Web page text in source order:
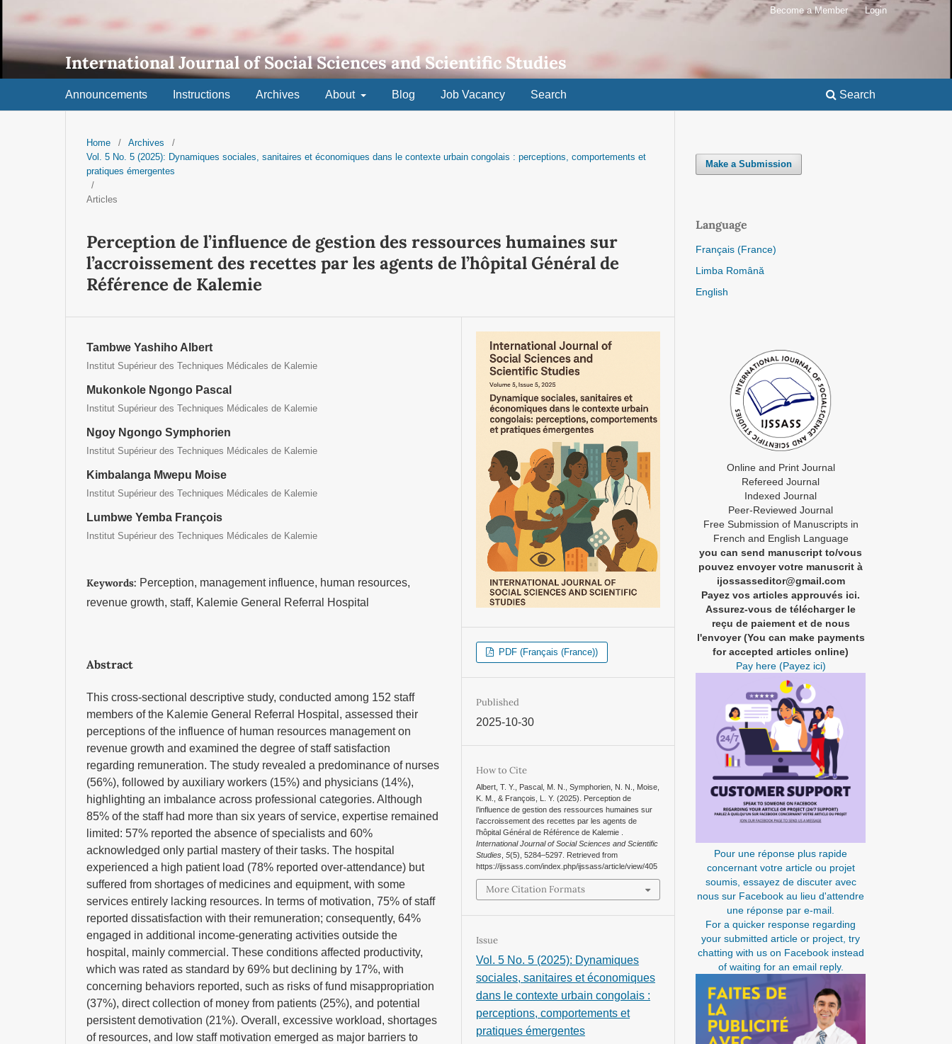
International Journal of Social Sciences and Scientific Studies
Announcements Instructions Archives About Blog Job Vacancy Search Search
Become a Member Login
Home / Archives
/
Vol. 5 No. 5 (2025): Dynamiques sociales, sanitaires et économiques dans le contexte urbain congolais : perceptions, comportements et
pratiques émergentes
/
Articles
Perception de l’influence de gestion des ressources humaines sur
l’accroissement des recettes par les agents de l’hôpital Général de
Référence de Kalemie
Tambwe Yashiho Albert
Institut Supérieur des Techniques Médicales de Kalemie
Mukonkole Ngongo Pascal
Institut Supérieur des Techniques Médicales de Kalemie
Ngoy Ngongo Symphorien
Institut Supérieur des Techniques Médicales de Kalemie
Kimbalanga Mwepu Moise
Institut Supérieur des Techniques Médicales de Kalemie
Lumbwe Yemba François
Institut Supérieur des Techniques Médicales de Kalemie
Keywords: Perception, management influence, human resources,
revenue growth, staff, Kalemie General Referral Hospital
Abstract
This cross-sectional descriptive study, conducted among 152 staff
members of the Kalemie General Referral Hospital, assessed their
perceptions of the influence of human resources management on
revenue growth and examined the degree of staff satisfaction
regarding remuneration. The study revealed a predominance of nurses
(56%), followed by auxiliary workers (15%) and physicians (14%),
highlighting an imbalance across professional categories. Although
85% of the staff had more than six years of service, expertise remained
limited: 57% reported the absence of specialists and 60%
acknowledged only partial mastery of their tasks. The hospital
experienced a high patient load (78% reported over-attendance) but
suffered from shortages of medicines and equipment, with some
services entirely lacking resources. In terms of motivation, 75% of staff
reported dissatisfaction with their remuneration; consequently, 64%
engaged in additional income-generating activities outside the
hospital, mainly commercial. These conditions affected productivity,
which was rated as standard by 69% but declining by 17%, with
concerning behaviors reported, such as risks of fund misappropriation
(37%), direct collection of money from patients (25%), and potential
persistent demotivation (21%). Overall, excessive workload, shortages
of resources, and low staff motivation emerged as major barriers to
PDF (Français (France))
Published
2025-10-30
How to Cite
Albert, T. Y., Pascal, M. N., Symphorien, N. N., Moise,
K. M., & François, L. Y. (2025). Perception de
l’influence de gestion des ressources humaines sur
l’accroissement des recettes par les agents de
l’hôpital Général de Référence de Kalemie .
International Journal of Social Sciences and Scientific
Studies ,5(5), 5284–5297. Retrieved from
https://ijssass.com/index.php/ijssass/article/view/405
More Citation Formats
Issue
Vol. 5 No. 5 (2025): Dynamiques
sociales, sanitaires et économiques
dans le contexte urbain congolais :
perceptions, comportements et
pratiques émergentes
Make a Submission
Language
Français (France)
Limba Română
English
Online and Print Journal
Refereed Journal
Indexed Journal
Peer-Reviewed Journal
Free Submission of Manuscripts in
French and English Language
you can send manuscript to/vous
pouvez envoyer votre manuscrit à
ijossasseditor@gmail.com
Payez vos articles approuvés ici.
Assurez-vous de télécharger le
reçu de paiement et de nous
l'envoyer (You can make payments
for accepted articles online)
Pay here (Payez ici)
Pour une réponse plus rapide
concernant votre article ou projet
soumis, essayez de discuter avec
nous sur Facebook au lieu d'attendre
une réponse par e-mail.
For a quicker response regarding
your submitted article or project, try
chatting with us on Facebook instead
of waiting for an email reply.